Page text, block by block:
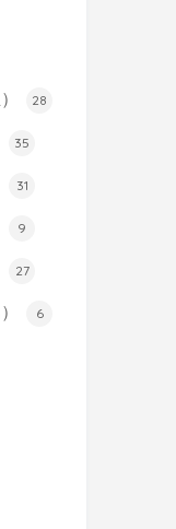
28
35
31
9
27
6